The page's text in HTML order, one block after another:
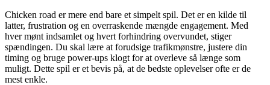
Chicken road er mere end bare et simpelt spil. Det er en kilde til
latter, frustration og en overraskende mængde engagement. Med
hver mønt indsamlet og hvert forhindring overvundet, stiger
spændingen. Du skal lære at forudsige trafikmønstre, justere din
timing og bruge power-ups klogt for at overleve så længe som
muligt. Dette spil er et bevis på, at de bedste oplevelser ofte er de
mest enkle.